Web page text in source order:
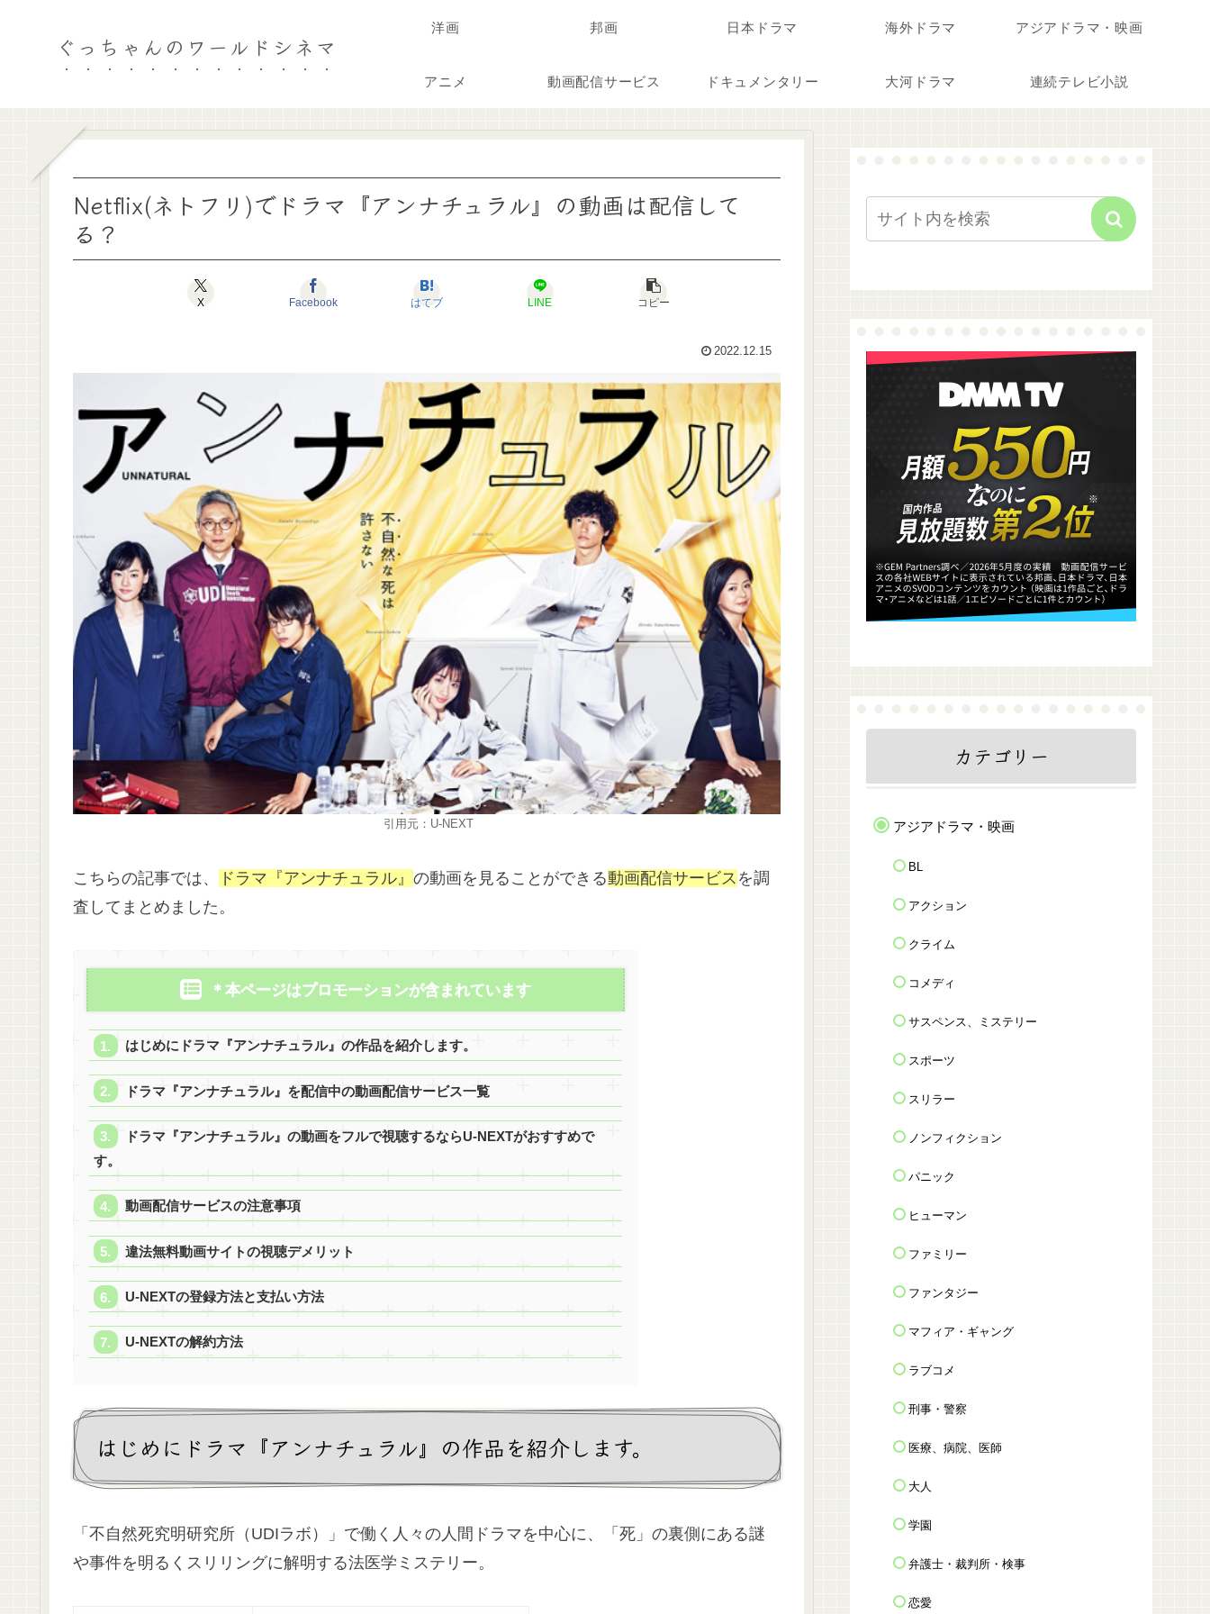
ぐっちゃんのワールドシネマ
洋画 邦画 日本ドラマ 海外ドラマ アジアドラマ・映画
アニメ 動画配信サービス ドキュメンタリー 大河ドラマ 連続テレビ小説
Netflix(ネトフリ)でドラマ『アンナチュラル』の動画は配信して
る？
X Facebook はてブ LINE コピー
2022.12.15
引用元：U-NEXT
こちらの記事では、 ドラマ『アンナチュラル』 の動画を見ることができる動画配信サービス を調
査してまとめました。
＊本ページはプロモーションが含まれています
はじめにドラマ『アンナチュラル』の作品を紹介します。
ドラマ『アンナチュラル』を配信中の動画配信サービス一覧
ドラマ『アンナチュラル』の動画をフルで視聴するならU-NEXTがおすすめで
す。
動画配信サービスの注意事項
違法無料動画サイトの視聴デメリット
U-NEXTの登録方法と支払い方法
U-NEXTの解約方法
はじめにドラマ『アンナチュラル』の作品を紹介します。
「不自然死究明研究所（UDIラボ）」で働く人々の人間ドラマを中心に、「死」の裏側にある謎
や事件を明るくスリリングに解明する法医学ミステリー。
カテゴリー
アジアドラマ・映画
BL
アクション
クライム
コメディ
サスペンス、ミステリー
スポーツ
スリラー
ノンフィクション
パニック
ヒューマン
ファミリー
ファンタジー
マフィア・ギャング
ラブコメ
刑事・警察
医療、病院、医師
大人
学園
弁護士・裁判所・検事
恋愛